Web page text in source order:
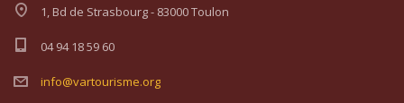
1, Bd de Strasbourg - 83000 Toulon
04 94 18 59 60
info@vartourisme.org